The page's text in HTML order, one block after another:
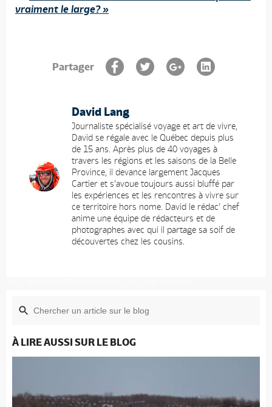
vraiment le large? »
Partager
David Lang
Journaliste spécialisé voyage et art de vivre,
David se régale avec le Québec depuis plus
de 15 ans. Après plus de 40 voyages à
travers les régions et les saisons de la Belle
Province, il devance largement Jacques
Cartier et s’avoue toujours aussi bluffé par
les expériences et les rencontres à vivre sur
ce territoire hors nome. David le rédac’ chef
anime une équipe de rédacteurs et de
photographes avec qui il partage sa soif de
découvertes chez les cousins.
À LIRE AUSSI SUR LE BLOG